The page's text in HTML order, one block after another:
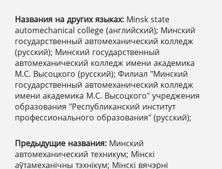
Названия на других языках: Minsk state
automechanical college (английский); Минский
государственный автомеханический колледж
(русский); Минский государственный
автомеханический колледж имени академика
М.С. Высоцкого (русский); Филиал "Минский
государственный автомеханический колледж
имени академика М.С. Высоцкого" учреджения
образования "Республиканский институт
профессионального образования" (русский);
Предыдущие названия: Минский
автомеханический техникум; Мінскі
аўтамеханічны тэхнікум; Мінскі вячэрні